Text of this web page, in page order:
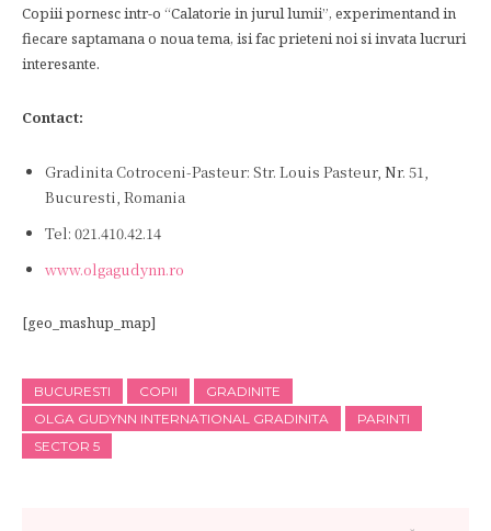
Copiii pornesc intr-o “Calatorie in jurul lumii”, experimentand in
fiecare saptamana o noua tema, isi fac prieteni noi si invata lucruri
interesante.
Contact:
Gradinita Cotroceni-Pasteur: Str. Louis Pasteur, Nr. 51,
Bucuresti, Romania
Tel: 021.410.42.14
www.olgagudynn.ro
[geo_mashup_map]
BUCURESTI COPII
GRADINITE
OLGA GUDYNN INTERNATIONAL GRADINITA
PARINTI
SECTOR 5